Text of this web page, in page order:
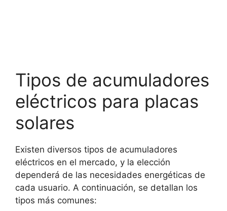
Tipos de acumuladores
eléctricos para placas
solares
Existen diversos tipos de acumuladores
eléctricos en el mercado, y la elección
dependerá de las necesidades energéticas de
cada usuario. A continuación, se detallan los
tipos más comunes: